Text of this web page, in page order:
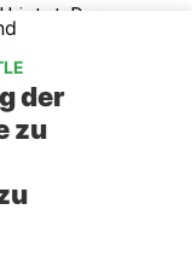
Der
zum
aus man bei
auf die Gipfel des
genießen
ein Naturjuwel,
über das
– er zeigt, wie
seinem eigenen
der
zu